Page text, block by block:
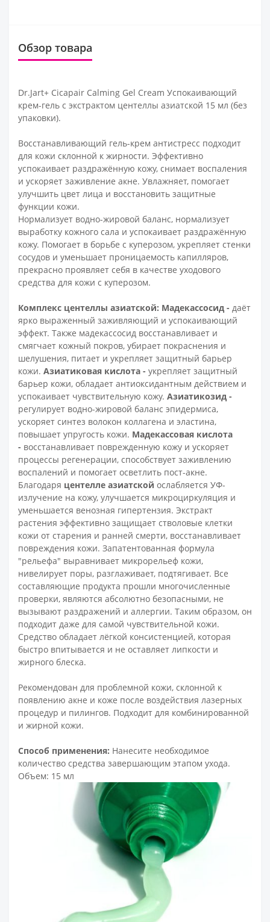
Обзор товара
Dr.Jart+ Cicapair Calming Gel Cream Успокаивающий
крем-гель с экстрактом центеллы азиатской 15 мл (без
упаковки).
Восстанавливающий гель-крем антистресс подходит
для кожи склонной к жирности. Эффективно
успокаивает раздражённую кожу, снимает воспаления
и ускоряет заживление акне. Увлажняет, помогает
улучшить цвет лица и восстановить защитные
функции кожи.
Нормализует водно-жировой баланс, нормализует
выработку кожного сала и успокаивает раздражённую
кожу. Помогает в борьбе с куперозом, укрепляет стенки
сосудов и уменьшает проницаемость капилляров,
прекрасно проявляет себя в качестве уходового
средства для кожи с куперозом.
Комплекс центеллы азиатской: Мадекассосид - даёт
ярко выраженный заживляющий и успокаивающий
эффект. Также мадекассосид восстанавливает и
смягчает кожный покров, убирает покраснения и
шелушения, питает и укрепляет защитный барьер
кожи. Азиатиковая кислота - укрепляет защитный
барьер кожи, обладает антиоксидантным действием и
успокаивает чувствительную кожу. Азиатикозид -
регулирует водно-жировой баланс эпидермиса,
ускоряет синтез волокон коллагена и эластина,
повышает упругость кожи. Мадекассовая кислота
- восстанавливает поврежденную кожу и ускоряет
процессы регенерации, способствует заживлению
воспалений и помогает осветлить пост-акне.
Благодаря центелле азиатской ослабляется УФ-
излучение на кожу, улучшается микроциркуляция и
уменьшается венозная гипертензия. Экстракт
растения эффективно защищает стволовые клетки
кожи от старения и ранней смерти, восстанавливает
повреждения кожи. Запатентованная формула
"рельефа" выравнивает микрорельеф кожи,
нивелирует поры, разглаживает, подтягивает. Все
составляющие продукта прошли многочисленные
проверки, являются абсолютно безопасными, не
вызывают раздражений и аллергии. Таким образом, он
подходит даже для самой чувствительной кожи.
Средство обладает лёгкой консистенцией, которая
быстро впитывается и не оставляет липкости и
жирного блеска.
Рекомендован для проблемной кожи, склонной к
появлению акне и коже после воздействия лазерных
процедур и пилингов. Подходит для комбинированной
и жирной кожи.
Способ применения: Нанесите необходимое
количество средства завершающим этапом ухода.
Объем: 15 мл